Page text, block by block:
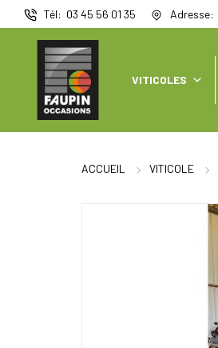
Tél 03 45 56 01 35 Adresse
VITICOLES
ACCUEIL VITICOLE
Panneau de gestion des cookies